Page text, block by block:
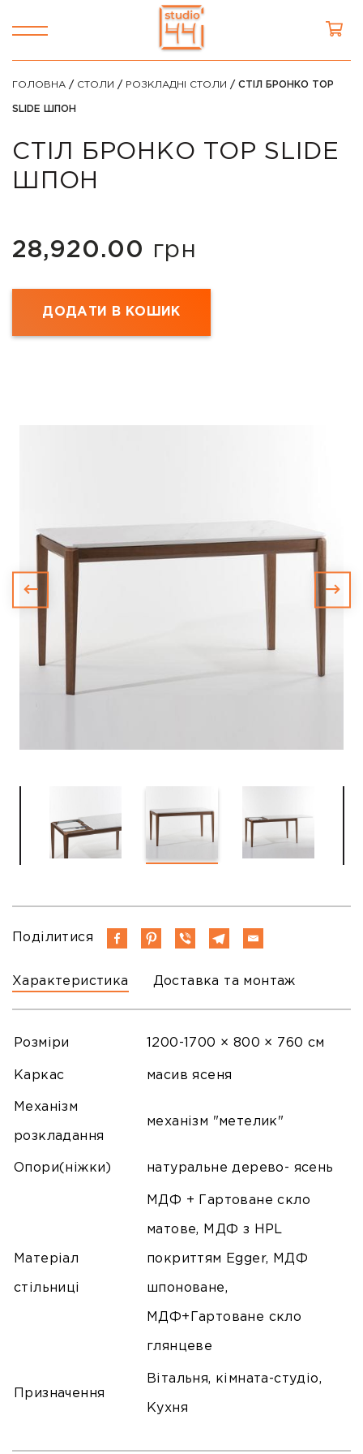
ГОЛОВНА / СТОЛИ / РОЗКЛАДНІ СТОЛИ / СТІЛ БРОНКО TOP
SLIDE ШПОН
СТІЛ БРОНКО TOP SLIDE
ШПОН
28,920.00 грн
ДОДАТИ В КОШИК
Характеристика Доставка та монтаж
Поділитися
Розміри 1200-1700 × 800 × 760 см
Каркас масив ясеня
Механізм
розкладання
механізм "метелик"
Опори(ніжки) натуральне дерево- ясень
Матеріал
стільниці
МДФ + Гартоване скло
матове, МДФ з HPL
покриттям Egger, МДФ
шпоноване,
МДФ+Гартоване скло
глянцеве
Призначення
Вітальня, кімната-студіо,
Кухня